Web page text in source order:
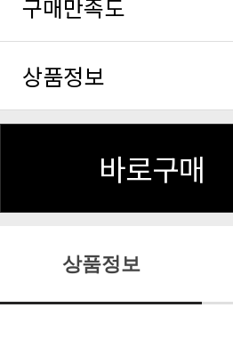
구매만족도
상품정보
바로구매
상품정보